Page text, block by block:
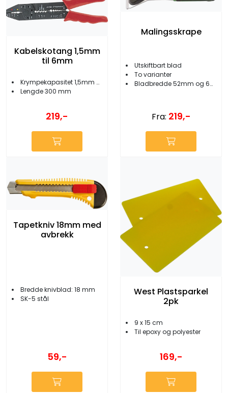
Kabelskotang 1,5mm
til 6mm
Krympekapasitet 1,5mm - 6mm
Lengde 300 mm
219,-
Malingsskrape
Utskiftbart blad
To varianter
Bladbredde 52mm og 64mm
Fra: 219,-
Tapetkniv 18mm med
avbrekk
Bredde knivblad: 18 mm
SK-5 stål
59,-
West Plastsparkel
2pk
9 x 15 cm
Til epoxy og polyester
169,-